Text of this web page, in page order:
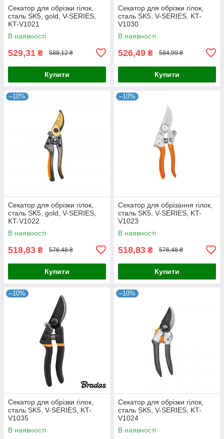
Секатор для обрізки гілок,
сталь SK5, gold, V-SERIES,
KT-V1021
В наявності
529,31 ₴ 588,12 ₴
Купити
Секатор для обрізки гілок,
сталь SK5, V-SERIES, KT-
V1030
В наявності
526,49 ₴ 584,99 ₴
Купити
–10%
Секатор для обрізки гілок,
сталь SK5, gold, V-SERIES,
KT-V1022
В наявності
518,83 ₴ 576,48 ₴
Купити
–10%
Секатор для обрізання гілок,
сталь SK5, V-SERIES, KT-
V1023
В наявності
518,83 ₴ 576,48 ₴
Купити
–10%
Секатор для обрізки гілок,
сталь SK5, V-SERIES, KT-
V1035
В наявності
–10%
Секатор для обрізки гілок,
сталь SK5, V-SERIES, KT-
V1024
В наявності